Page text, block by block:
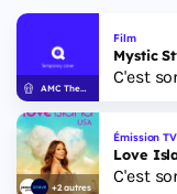
AMC Theatres
Film
Mystic
C'est
+2 autres
Émission TV
Love
C'est